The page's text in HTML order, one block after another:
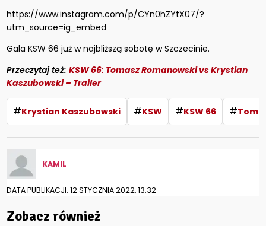
https://www.instagram.com/p/CYn0hZYtX07/?
utm_source=ig_embed
Gala KSW 66 już w najbliższą sobotę w Szczecinie.
Przeczytaj też:KSW 66: Tomasz Romanowski vs Krystian
Kaszubowski – Trailer
#Krystian Kaszubowski #KSW #KSW 66 #
KAMIL
DATA PUBLIKACJI: 12 STYCZNIA 2022, 13:32
Zobacz również